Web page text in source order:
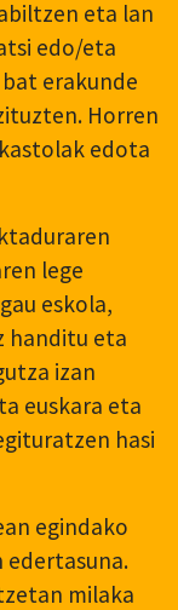
eta lan
edo/eta
erakunde
Horren
edota
lege
eskola,
handitu eta
izan
euskara eta
hasi
egindako
edertasuna.
milaka